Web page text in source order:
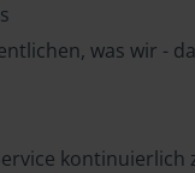
was wir -
kontinuierlich